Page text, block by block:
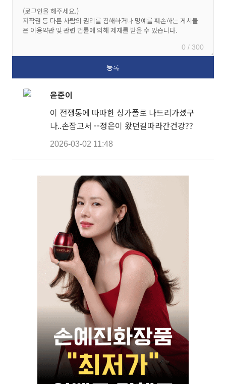
0 / 300
윤준이
이 전쟁통에 따따한 싱가폴로 나드리가셨구
나..손잡고서 --정은이 왔던길따라간건강??
2026-03-02 11:48